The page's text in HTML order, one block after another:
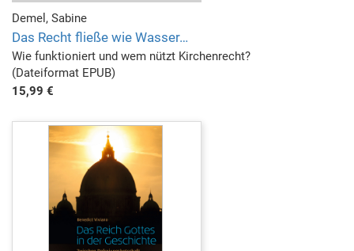
Demel, Sabine
Das Recht fließe wie Wasser…
Wie funktioniert und wem nützt Kirchenrecht?
(Dateiformat EPUB)
15,99 €